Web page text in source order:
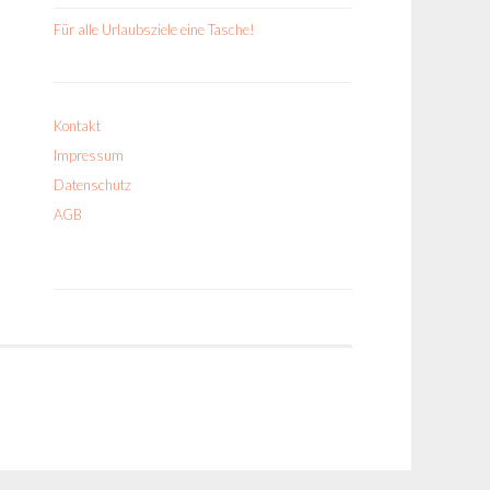
Für alle Urlaubsziele eine Tasche!
Kontakt
Impressum
Datenschutz
AGB